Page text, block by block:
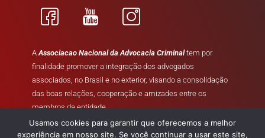
AAssociacao Nacional da Advocacia Criminaltem por
finalidade promover a integração dos advogados
associados, no Brasil e no exterior, visando a consolidação
das boas relações, cooperação e amizades entre os
membros da entidade.
Usamos cookies para garantir que oferecemos a melhor
experiência em nosso site. Se você continuar a usar este site,